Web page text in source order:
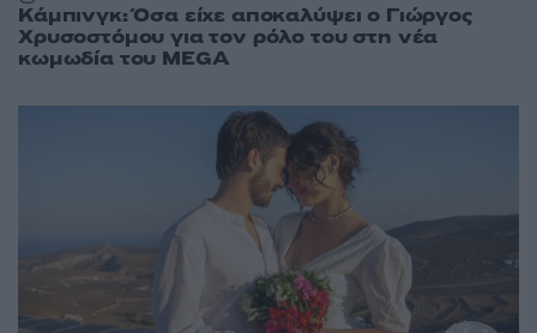
Κάμπινγκ: Όσα είχε αποκαλύψει ο Γιώργος
Χρυσοστόμου για τον ρόλο του στη νέα
κωμωδία του MEGA